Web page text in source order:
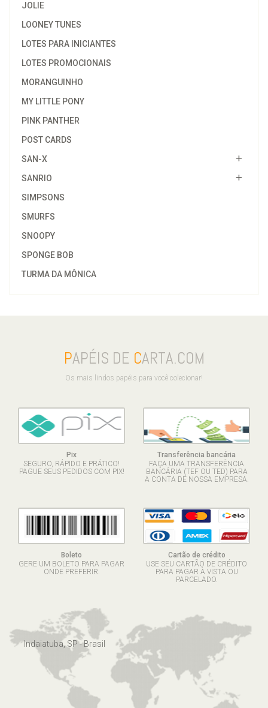
JOLIE
LOONEY TUNES
LOTES PARA INICIANTES
LOTES PROMOCIONAIS
MORANGUINHO
MY LITTLE PONY
PINK PANTHER
POST CARDS
SAN-X
SANRIO
SIMPSONS
SMURFS
SNOOPY
SPONGE BOB
TURMA DA MÔNICA
PAPÉIS DE CARTA.COM
Os mais lindos papéis para você colecionar!
Pix
SEGURO, RÁPIDO E PRÁTICO!
PAGUE SEUS PEDIDOS COM PIX!
Transferência bancária
FAÇA UMA TRANSFERÊNCIA
BANCÁRIA (TEF OU TED) PARA
A CONTA DE NOSSA EMPRESA.
Boleto
GERE UM BOLETO PARA PAGAR
ONDE PREFERIR.
Cartão de crédito
USE SEU CARTÃO DE CRÉDITO
PARA PAGAR À VISTA OU
PARCELADO.
Indaiatuba, SP - Brasil